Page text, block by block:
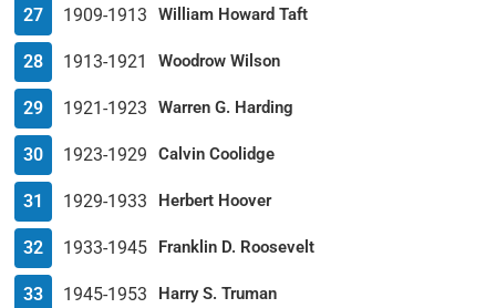
27 1909-1913 William Howard Taft
28 1913-1921 Woodrow Wilson
29 1921-1923 Warren G. Harding
30 1923-1929 Calvin Coolidge
31 1929-1933 Herbert Hoover
32 1933-1945 Franklin D. Roosevelt
33 1945-1953 Harry S. Truman